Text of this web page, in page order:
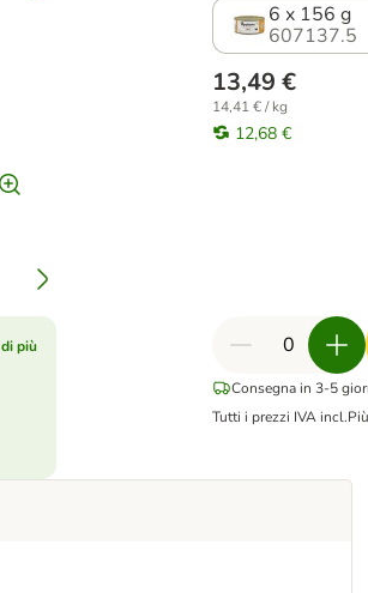
più
6 x 156 g
607137.5
13,49 €
14,41 € / kg
12,68 €
Consegna in 3-5
Tutti i prezzi IVA incl.